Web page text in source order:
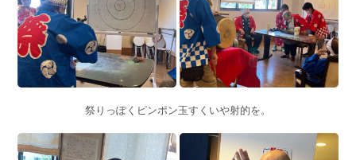
祭りっぽくピンポン玉すくいや射的を。